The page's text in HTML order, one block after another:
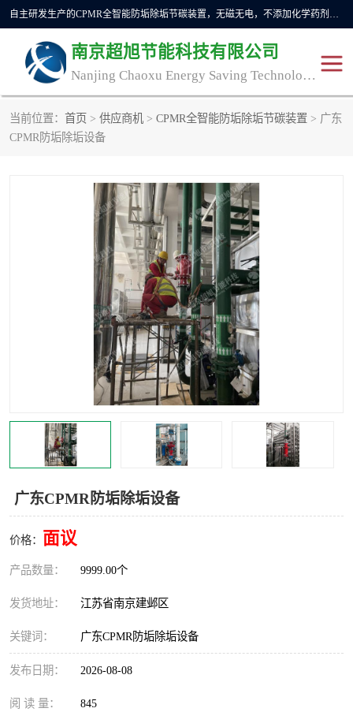
自主研发生产的CPMR全智能防垢除垢节碳装置，无磁无电，不添加化学药剂，*了国内纯物理除垢技术领域空白，其性能处于国际领先水平。广泛应用于石油炼化、钢铁冶炼、电力、煤矿、化工、供暖、压铸、汽车制造、涉水家电等行业。
南京超旭节能科技有限公司
Nanjing Chaoxu Energy Saving Technology Co., Ltd
当前位置： 首页 > 供应商机 > CPMR全智能防垢除垢节碳装置 > 广东
CPMR防垢除垢设备
广东CPMR防垢除垢设备
价格： 面议
产品数量： 9999.00个
发货地址： 江苏省南京建邺区
关键词： 广东CPMR防垢除垢设备
发布日期： 2026-08-08
阅 读 量： 845
CPMR
防蜡除蜡
锅炉除垢
CPMR商用防垢器/家用防
垢器
清碳燃油催化器